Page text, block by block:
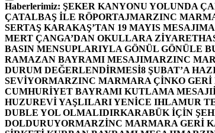
Haberlerimiz: ŞEKER KANYONU YOLUNDA
ÇATALBAŞ İLE RÖPORTAJMARZINC
SERTAŞ KARAKAŞ’TAN 19 MAYIS MESAJI
MERT ÇANGA’DAN OKULLARA ZİYARET
BASIN MENSUPLARIYLA GÖNÜL GÖNÜLE
RAMAZAN BAYRAMI MESAJIMARZINC
DURUM DEĞERLENDİRMESİ8 ŞUBAT’A
SEVİYORMARZINC MARMARA ÇİNKO GERİ
CUMHURİYET BAYRAMI KUTLAMA MESAJI
HUZUREVİ YAŞLILARI YENİCE IHLAMUR
DUBLE YOL OLMALIDIRKARABÜK İÇİN
DOLDURUYORMARZİNC MARMARA GERİ